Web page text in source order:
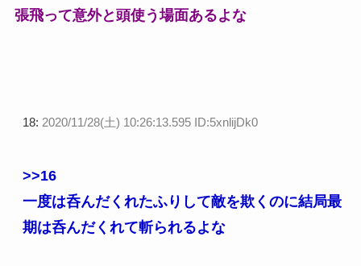
張飛って意外と頭使う場面あるよな
18: 2020/11/28(土) 10:26:13.595 ID:5xnlijDk0
>>16
一度は呑んだくれたふりして敵を欺くのに結局最
期は呑んだくれて斬られるよな